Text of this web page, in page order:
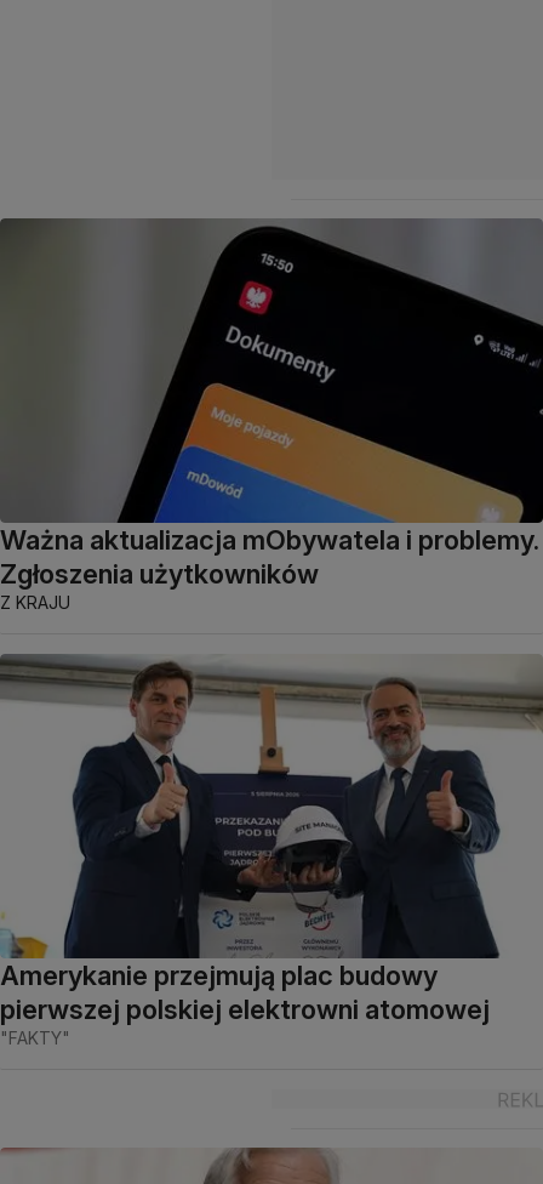
Ważna aktualizacja mObywatela i problemy.
Zgłoszenia użytkowników
Z KRAJU
Amerykanie przejmują plac budowy
pierwszej polskiej elektrowni atomowej
"FAKTY"